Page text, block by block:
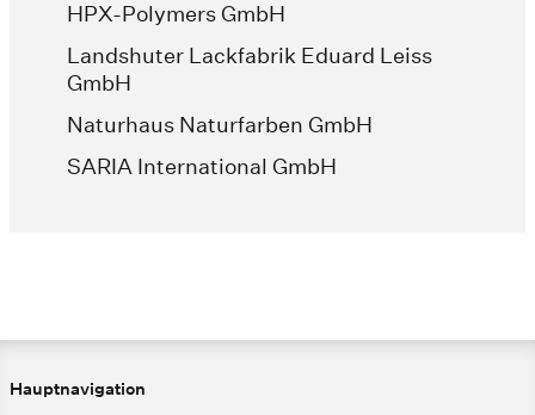
HPX-Polymers GmbH
Landshuter Lackfabrik Eduard Leiss
GmbH
Naturhaus Naturfarben GmbH
SARIA International GmbH
Hauptnavigation